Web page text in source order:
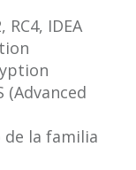
IDEA
(Advanced
de la familia